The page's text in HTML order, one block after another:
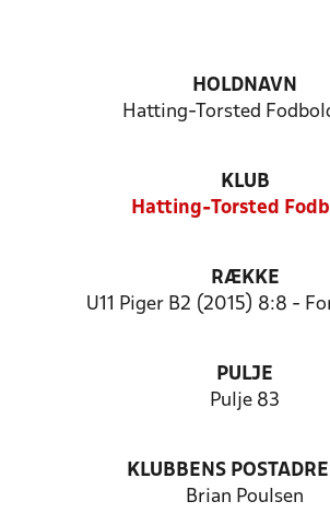
HOLDNAVN
Hatting-Torsted
KLUB
Hatting-Torsted
RÆKKE
U11 Piger B2 (2015) 8:8 -
PULJE
Pulje 83
KLUBBENS
Brian Poulsen